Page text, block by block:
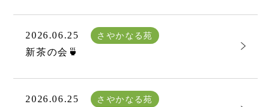
2026.06.25 さやかなる苑
新茶の会🍵
2026.06.25 さやかなる苑